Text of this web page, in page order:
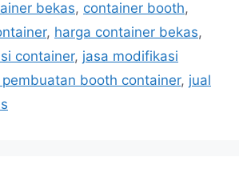
bekas, container booth,
, harga container bekas,
container, jasa modifikasi
pembuatan booth container, jual